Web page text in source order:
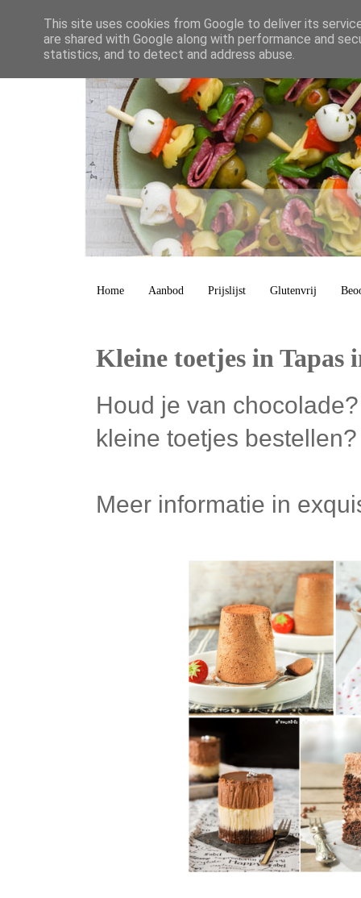
Home Aanbod Prijslijst Glutenvrij
Kleine toetjes in Tapas
Houd je van
kleine toetjes
Meer informatie in
This site uses cookies from Google to deliver its
are shared with Google along with performance and
statistics, and to detect and address abuse.